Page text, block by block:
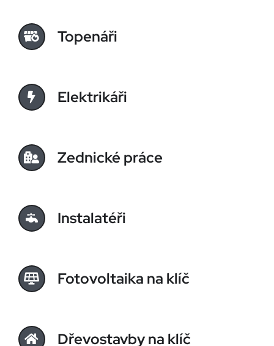
Topenáři
Elektrikáři
Zednické práce
Instalatéři
Fotovoltaika na klíč
Dřevostavby na klíč